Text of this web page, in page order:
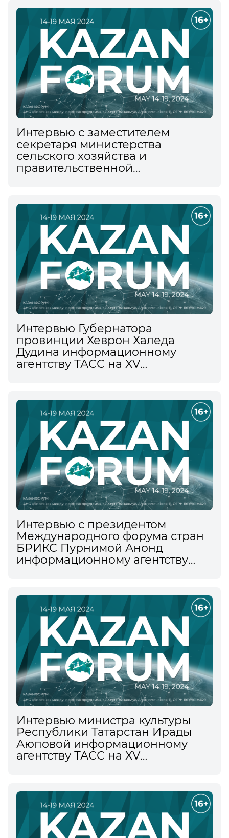
Интервью с заместителем
секретаря министерства
сельского хозяйства и
правительственной
информационному агентству
ТАСС на XV Международном
экономическом форуме
Интервью Губернатора
провинции Хеврон Халеда
Дудина информационному
агентству ТАСС на XV
Интервью с президентом
Международного форума стран
БРИКС Пурнимой Анонд
информационному агентству
Интервью министра культуры
Республики Татарстан Ирады
Аюповой информационному
агентству ТАСС на XV